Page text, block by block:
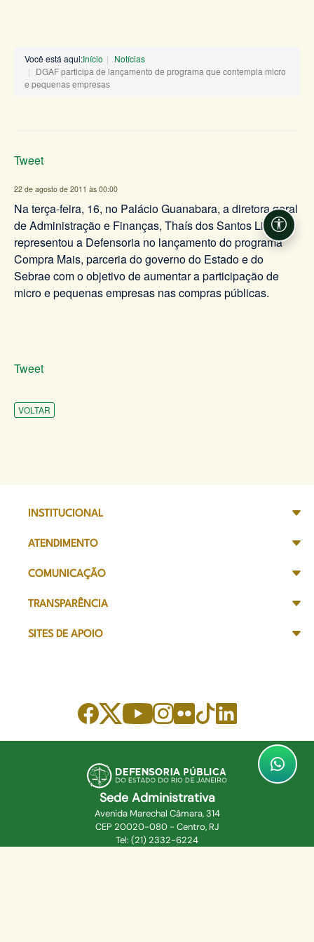
Você está aqui:Início
Notícias
DGAF participa de lançamento de programa que contempla micro
e pequenas empresas
Tweet
22 de agosto de 2011 às 00:00
Na terça-feira, 16, no Palácio Guanabara, a diretora geral
de Administração e Finanças, Thaís dos Santos Lima,
representou a Defensoria no lançamento do programa
Compra Mais, parceria do governo do Estado e do
Sebrae com o objetivo de aumentar a participação de
micro e pequenas empresas nas compras públicas.
Tweet
VOLTAR
INSTITUCIONAL
ATENDIMENTO
COMUNICAÇÃO
TRANSPARÊNCIA
SITES DE APOIO
Sede Administrativa
Avenida Marechal Câmara, 314
CEP 20020-080 - Centro, RJ
Tel: (21) 2332-6224